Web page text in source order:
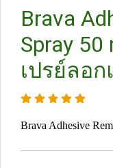
Brava
Spray 50
เปรย์ลอ
Brava Adhesive